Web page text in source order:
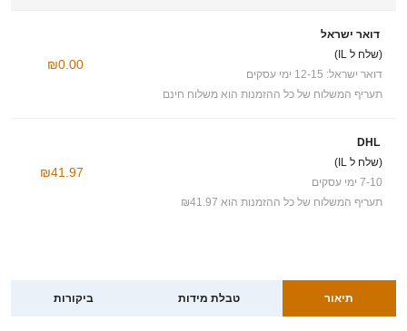
דואר ישראל
(שלח ל IL)
דואר ישראל: 12-15 ימי עסקים
תעריף המשלוח של כל ההזמנות הוא משלוח חינם
₪0.00
DHL
(שלח ל IL)
7-10 ימי עסקים
תעריף המשלוח של כל ההזמנות הוא ₪41.97
₪41.97
תיאור טבלת מידות ביקורות